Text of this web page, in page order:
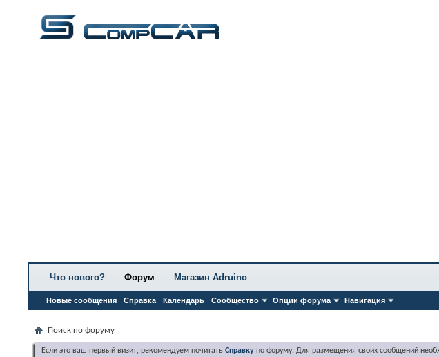
Что нового? Форум
Новые сообщения Справка Календарь Сообщество Опции форума Навигация
Магазин Adruino
Поиск по форуму
Если это ваш первый визит, рекомендуем почитать Справку по форуму. Для размещения своих сообщений